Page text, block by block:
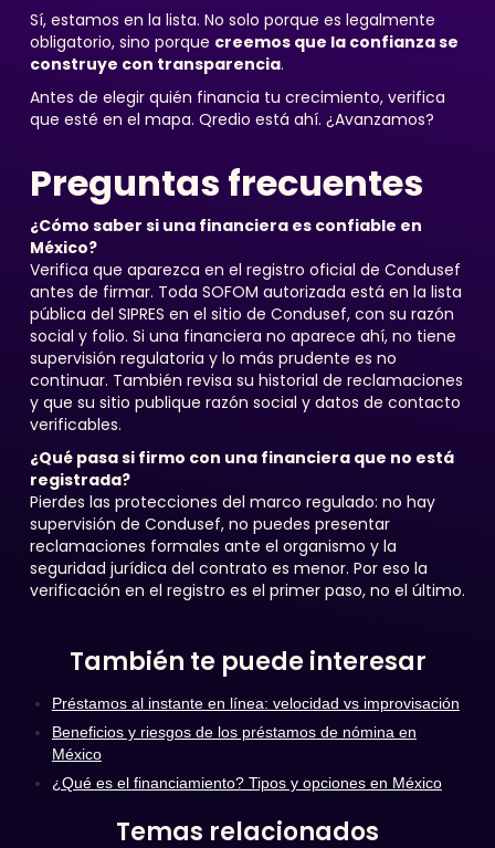
Sí, estamos en la lista. No solo porque es legalmente
obligatorio, sino porque creemos que la confianza se
construye con transparencia.
Antes de elegir quién financia tu crecimiento, verifica
que esté en el mapa. Qredio está ahí. ¿Avanzamos?
Preguntas frecuentes
¿Cómo saber si una financiera es confiable en
México?
Verifica que aparezca en el registro oficial de Condusef
antes de firmar. Toda SOFOM autorizada está en la lista
pública del SIPRES en el sitio de Condusef, con su razón
social y folio. Si una financiera no aparece ahí, no tiene
supervisión regulatoria y lo más prudente es no
continuar. También revisa su historial de reclamaciones
y que su sitio publique razón social y datos de contacto
verificables.
¿Qué pasa si firmo con una financiera que no está
registrada?
Pierdes las protecciones del marco regulado: no hay
supervisión de Condusef, no puedes presentar
reclamaciones formales ante el organismo y la
seguridad jurídica del contrato es menor. Por eso la
verificación en el registro es el primer paso, no el último.
También te puede interesar
Préstamos al instante en línea: velocidad vs improvisación
Beneficios y riesgos de los préstamos de nómina en
México
¿Qué es el financiamiento? Tipos y opciones en México
Temas relacionados